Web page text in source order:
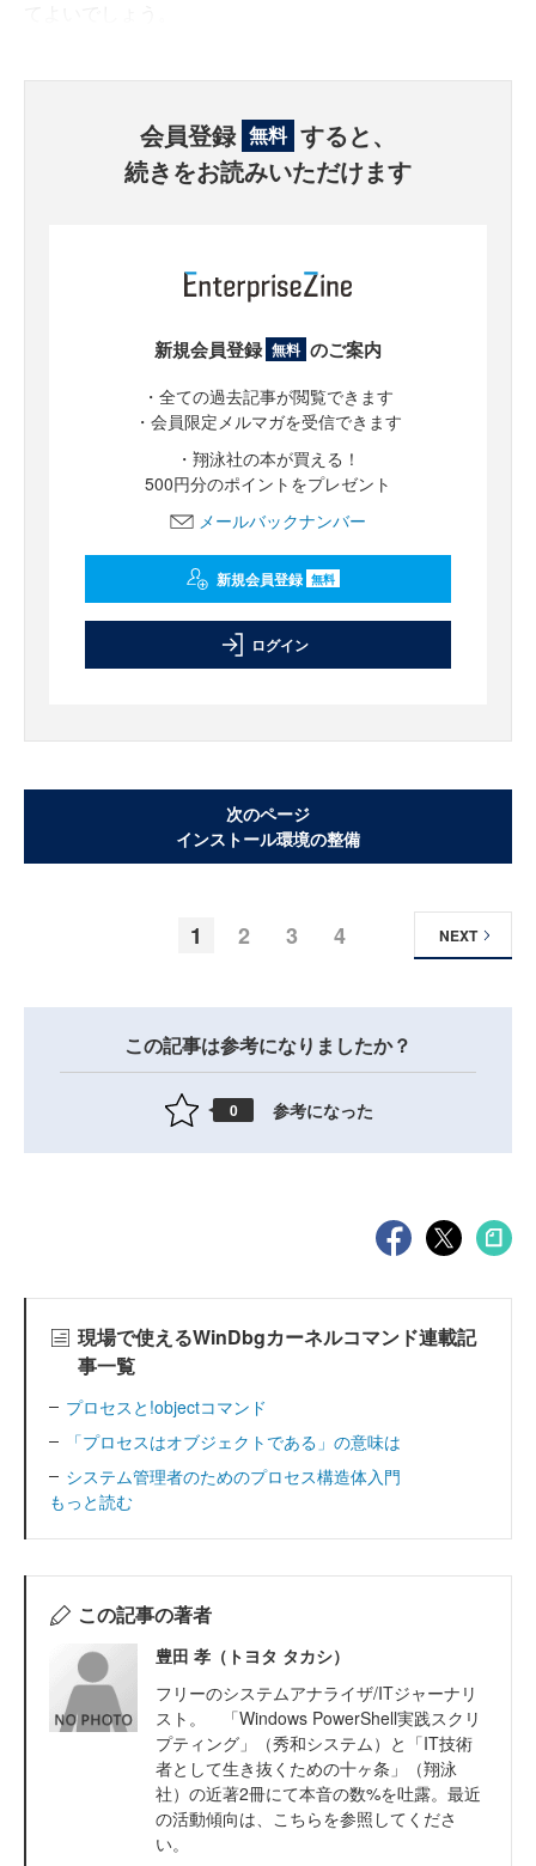
会員登録 無料 すると、
続きをお読みいただけます
新規会員登録 無料 のご案内
・全ての過去記事が閲覧できます
・会員限定メルマガを受信できます
・翔泳社の本が買える！
500円分のポイントをプレゼント
メールバックナンバー
新規会員登録 無料
ログイン
次のページ
インストール環境の整備
1 2 3 4 NEXT
この記事は参考になりましたか？
0 参考になった
現場で使えるWinDbgカーネルコマンド連載記
事一覧
プロセスと!objectコマンド
「プロセスはオブジェクトである」の意味は
システム管理者のためのプロセス構造体入門
もっと読む
この記事の著者
豊田 孝（トヨタ タカシ）
フリーのシステムアナライザ/ITジャーナリ
スト。 「Windows PowerShell実践スクリ
プティング」（秀和システム）と「IT技術
者として生き抜くための十ヶ条」（翔泳
社）の近著2冊にて本音の数%を吐露。最近
の活動傾向は、こちらを参照してくださ
い。